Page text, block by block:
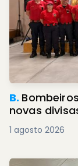
B.
novas
1 agosto 2026